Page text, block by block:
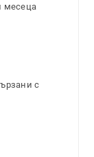
месеца
с